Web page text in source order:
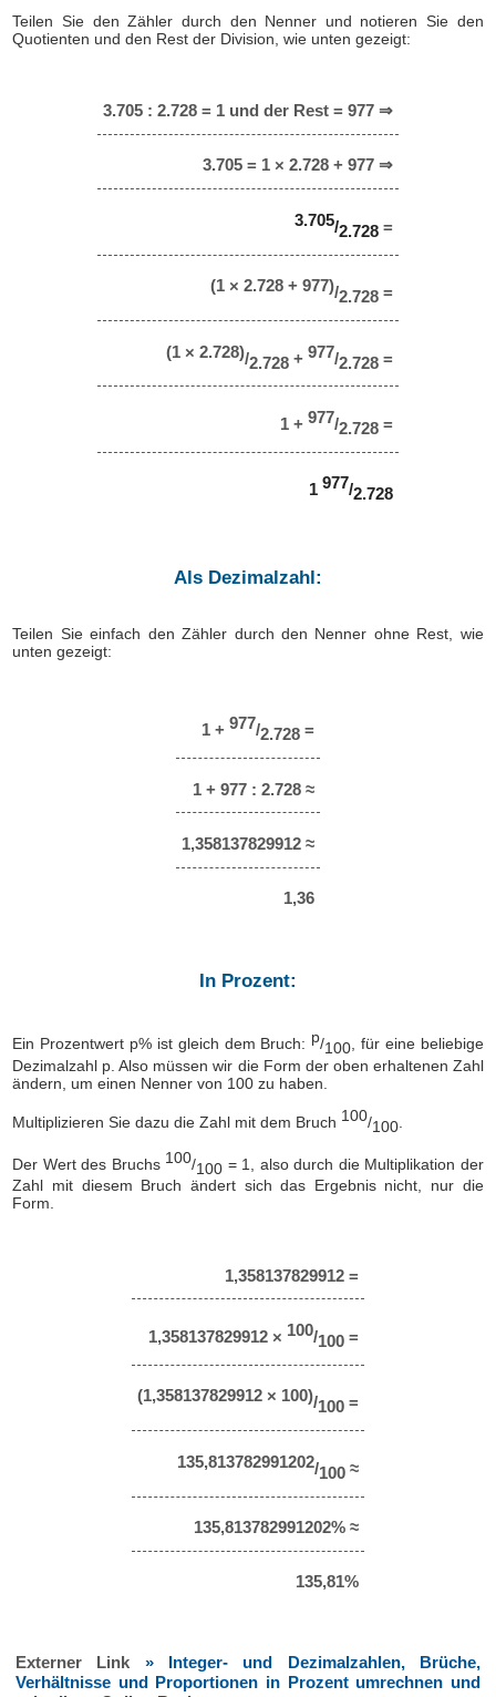
Teilen Sie den Zähler durch den Nenner und notieren Sie den
Quotienten und den Rest der Division, wie unten gezeigt:
3.705 : 2.728 = 1 und der Rest = 977 ⇒
3.705 = 1 × 2.728 + 977 ⇒
3.705/2.728 =
(1 × 2.728 + 977)/2.728 =
(1 × 2.728)/2.728 + 977/2.728 =
1 + 977/2.728 =
1 977/2.728
Als Dezimalzahl:
Teilen Sie einfach den Zähler durch den Nenner ohne Rest, wie
unten gezeigt:
1 + 977/2.728 =
1 + 977 : 2.728 ≈
1,358137829912 ≈
1,36
In Prozent:
Ein Prozentwert p% ist gleich dem Bruch: p/100 , für eine beliebige
Dezimalzahl p. Also müssen wir die Form der oben erhaltenen Zahl
ändern, um einen Nenner von 100 zu haben.
Multiplizieren Sie dazu die Zahl mit dem Bruch 100/100
Der Wert des Bruchs 100/100 = 1, also durch die Multiplikation der
Zahl mit diesem Bruch ändert sich das Ergebnis nicht, nur die
Form.
1,358137829912 =
1,358137829912 × 100/100 =
(1,358137829912 × 100)/100 =
135,813782991202/100 ≈
135,813782991202% ≈
135,81%
Externer Link » Integer- und Dezimalzahlen, Brüche,
Verhältnisse und Proportionen in Prozent umrechnen und